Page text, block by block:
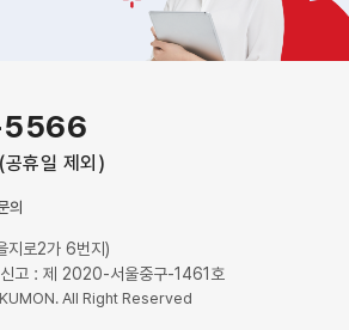
휴일 제외)
의
지로2가 6번지)
신고 : 제 2020-서울중구-1461호
All Right Reserved